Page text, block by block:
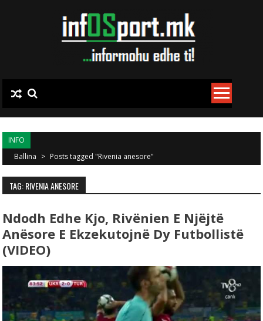
INFO
Ballina > Posts tagged "Rivenia anesore"
TAG: RIVENIA ANESORE
Ndodh Edhe Kjo, Rivënien E Njëjtë
Anësore E Ekzekutojnë Dy Futbollistë
(VIDEO)